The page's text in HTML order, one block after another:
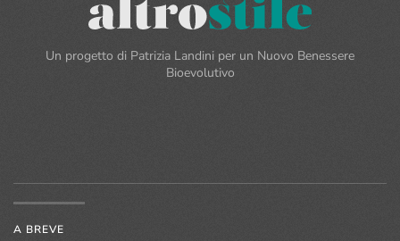
Un progetto di Patrizia Landini per un Nuovo Benessere
Bioevolutivo
A BREVE